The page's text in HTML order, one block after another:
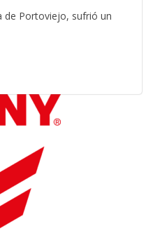
de Portoviejo, sufrió un